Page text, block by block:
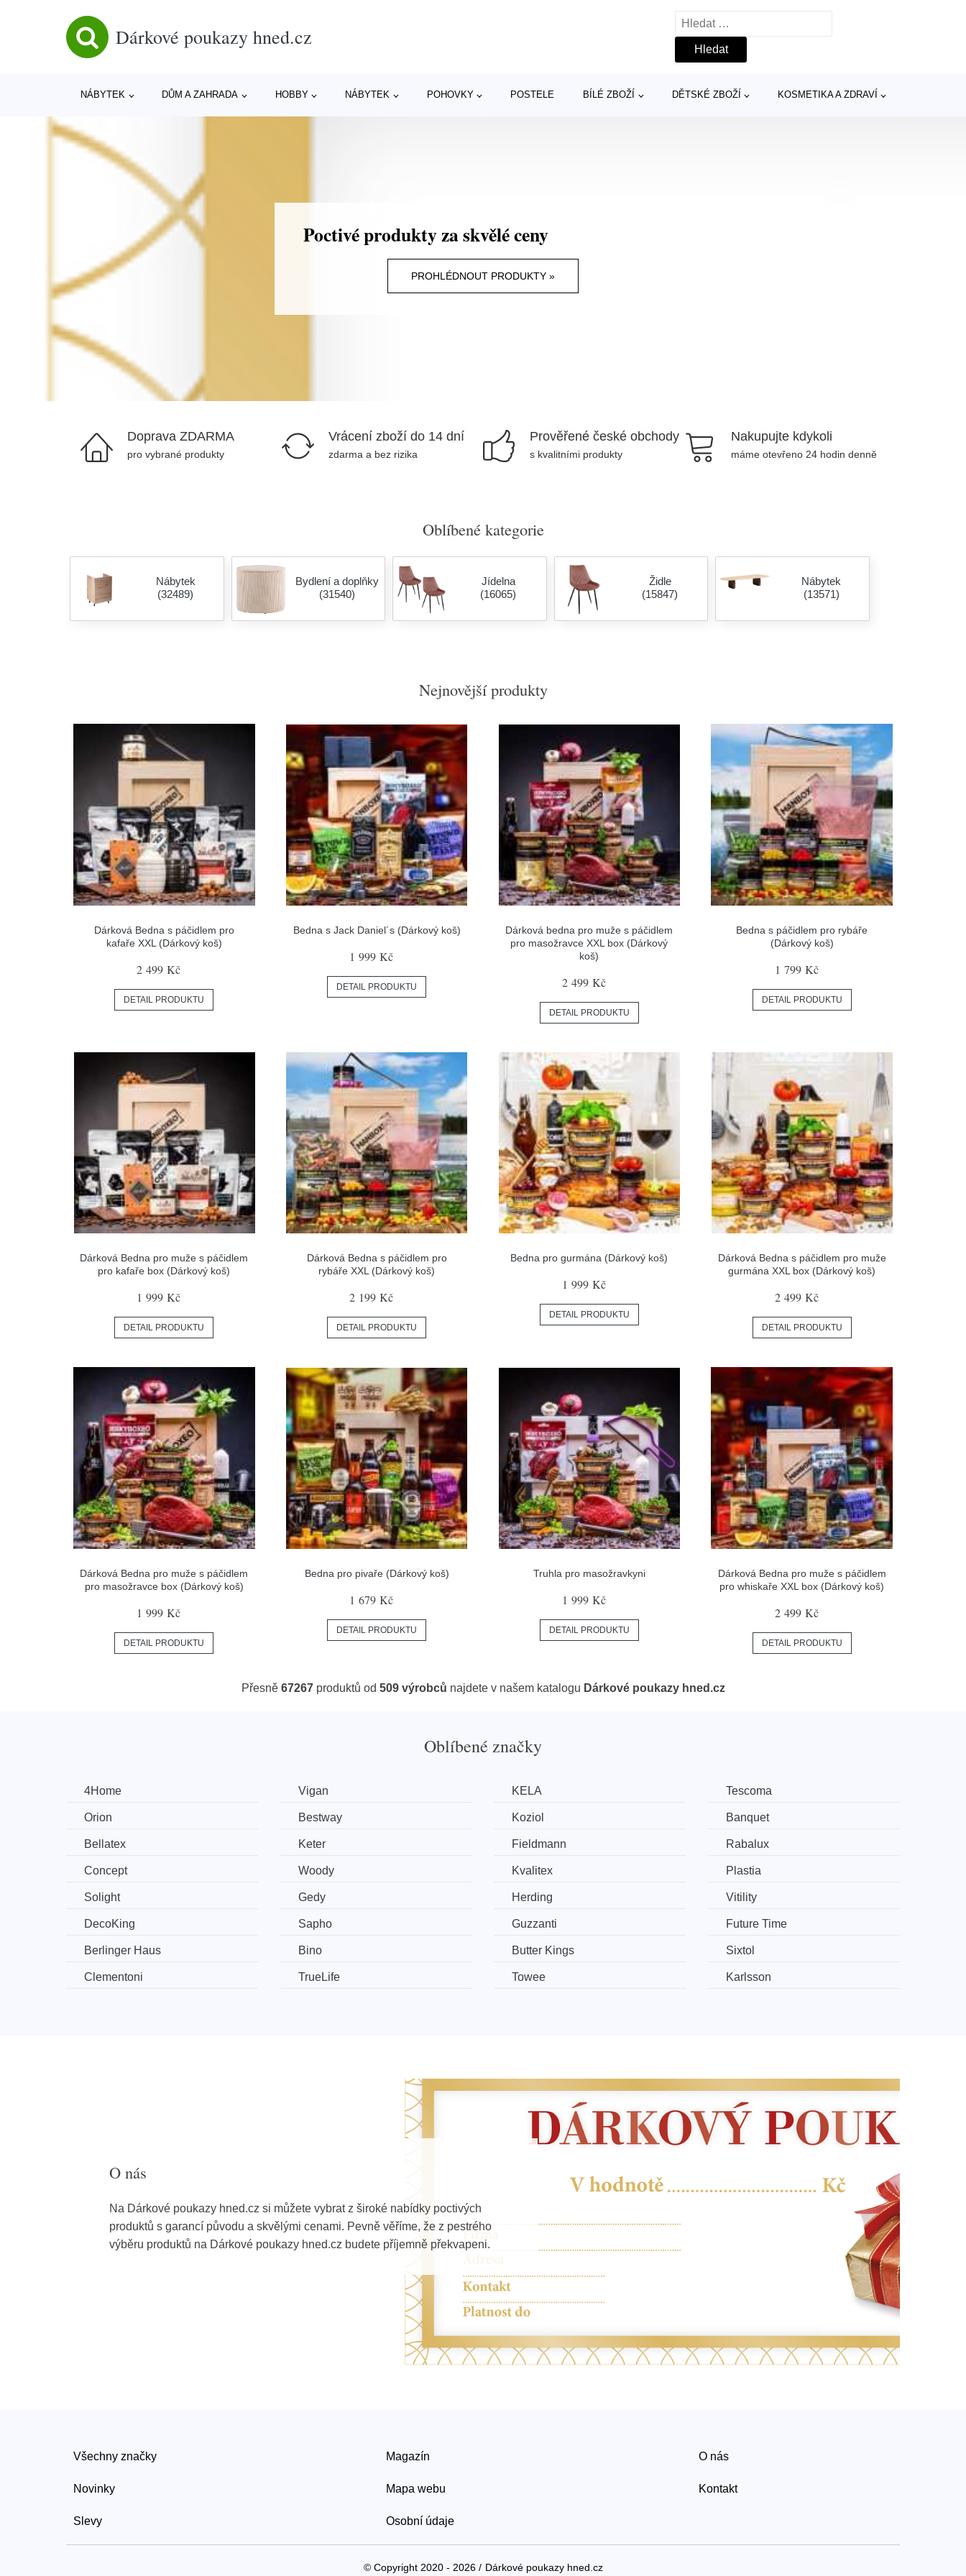
Dárkové poukazy hned.cz
Vyhledávání
NÁBYTEK DŮM A ZAHRADA HOBBY NÁBYTEK POHOVKY POSTELE BÍLÉ ZBOŽÍ DĚTSKÉ ZBOŽÍ KOSMETIKA A ZDRAVÍ
Poctivé produkty za skvělé ceny
PROHLÉDNOUT PRODUKTY »
Doprava ZDARMA
pro vybrané produkty
Vrácení zboží do 14 dní
zdarma a bez rizika
Prověřené české obchody
s kvalitními produkty
Nakupujte kdykoli
máme otevřeno 24 hodin denně
Oblíbené kategorie
Nábytek
(32489)
Bydlení a doplňky
(31540)
Jídelna
(16065)
Židle
(15847)
Nábytek
(13571)
Nejnovější produkty
Dárková Bedna s páčidlem pro
kafaře XXL (Dárkový koš)
2 499 Kč
DETAIL PRODUKTU
Bedna s Jack Daniel´s (Dárkový koš)
1 999 Kč
DETAIL PRODUKTU
Dárková bedna pro muže s páčidlem
pro masožravce XXL box (Dárkový
koš)
2 499 Kč
DETAIL PRODUKTU
Bedna s páčidlem pro rybáře
(Dárkový koš)
1 799 Kč
DETAIL PRODUKTU
Dárková Bedna pro muže s páčidlem
pro kafaře box (Dárkový koš)
1 999 Kč
DETAIL PRODUKTU
Dárková Bedna s páčidlem pro
rybáře XXL (Dárkový koš)
2 199 Kč
DETAIL PRODUKTU
Bedna pro gurmána (Dárkový koš)
1 999 Kč
DETAIL PRODUKTU
Dárková Bedna s páčidlem pro muže
gurmána XXL box (Dárkový koš)
2 499 Kč
DETAIL PRODUKTU
Dárková Bedna pro muže s páčidlem
pro masožravce box (Dárkový koš)
1 999 Kč
DETAIL PRODUKTU
Bedna pro pivaře (Dárkový koš)
1 679 Kč
DETAIL PRODUKTU
Truhla pro masožravkyni
1 999 Kč
DETAIL PRODUKTU
Dárková Bedna pro muže s páčidlem
pro whiskaře XXL box (Dárkový koš)
2 499 Kč
DETAIL PRODUKTU
Přesně 67267produktů od 509 výrobců najdete v našem katalogu Dárkové poukazy hned.cz
Oblíbené značky
4Home Vigan KELA Tescoma
Orion Bestway Koziol Banquet
Bellatex Keter Fieldmann Rabalux
Concept Woody Kvalitex Plastia
Solight Gedy Herding Vitility
DecoKing Sapho Guzzanti Future Time
Berlinger Haus Bino Butter Kings Sixtol
Clementoni TrueLife Towee Karlsson
O nás
Na Dárkové poukazy hned.cz si můžete vybrat z široké nabídky poctivých
produktů s garancí původu a skvělými cenami. Pevně věříme, že z pestrého
výběru produktů na Dárkové poukazy hned.cz budete příjemně překvapeni.
Všechny značky
Novinky
Slevy
Magazín
Mapa webu
Osobní údaje
O nás
Kontakt
© Copyright 2020 - 2026 / Dárkové poukazy hned.cz